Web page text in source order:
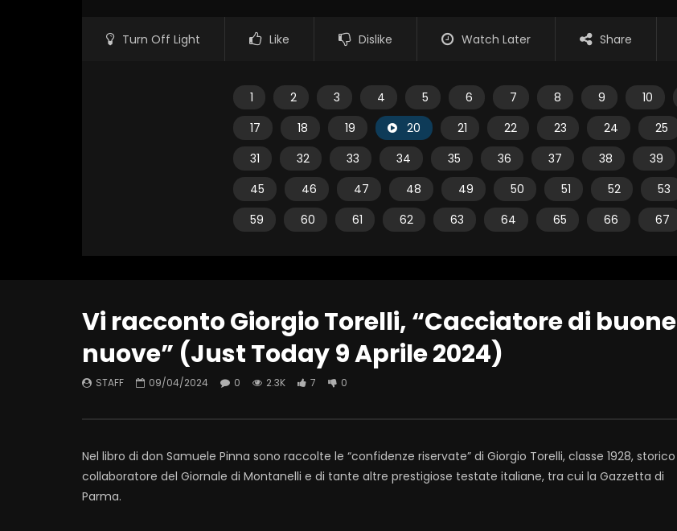
Turn Off Light Like Dislike Watch Later Share
1 2 3 4 5 6 7 8 9 10
17
18 19 20 21 22 23 24 25
31
32 33 34 35 36 37 38 39
45
46 47 48 49 50 51 52 53
59
60 61 62 63 64 65 66 67
Vi racconto Giorgio Torelli, “Cacciatore di buone
nuove” (Just Today 9 Aprile 2024)
STAFF 09/04/2024 0 2.3K 7 0
Nel libro di don Samuele Pinna sono raccolte le “confidenze riservate” di Giorgio Torelli, classe 1928, storico
collaboratore del Giornale di Montanelli e di tante altre prestigiose testate italiane, tra cui la Gazzetta di
Parma.